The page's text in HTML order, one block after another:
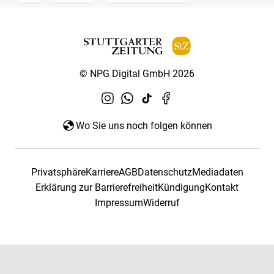
© NPG Digital GmbH 2026
Wo Sie uns noch folgen können
PrivatsphäreKarriereAGBDatenschutzMediadaten
Erklärung zur BarrierefreiheitKündigungKontakt
ImpressumWiderruf